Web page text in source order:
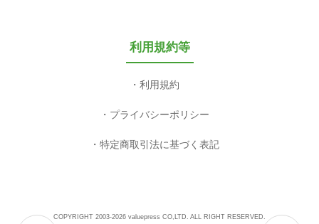
利用規約等
利用規約
プライバシーポリシー
特定商取引法に基づく表記
COPYRIGHT 2003-2026 valuepress CO,LTD. ALL RIGHT RESERVED.